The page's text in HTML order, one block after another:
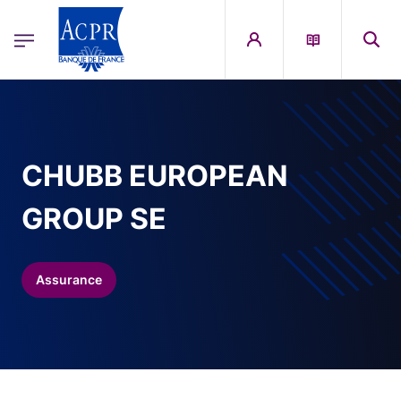
ACPR Menu Principal (French)
CHUBB EUROPEAN
GROUP SE
Assurance